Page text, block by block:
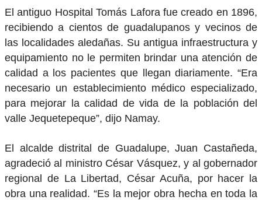
El antiguo Hospital Tomás Lafora fue creado en 1896,
recibiendo a cientos de guadalupanos y vecinos de
las localidades aledañas. Su antigua infraestructura y
equipamiento no le permiten brindar una atención de
calidad a los pacientes que llegan diariamente. “Era
necesario un establecimiento médico especializado,
para mejorar la calidad de vida de la población del
valle Jequetepeque”, dijo Namay.
El alcalde distrital de Guadalupe, Juan Castañeda,
agradeció al ministro César Vásquez, y al gobernador
regional de La Libertad, César Acuña, por hacer la
obra una realidad. “Es la mejor obra hecha en toda la